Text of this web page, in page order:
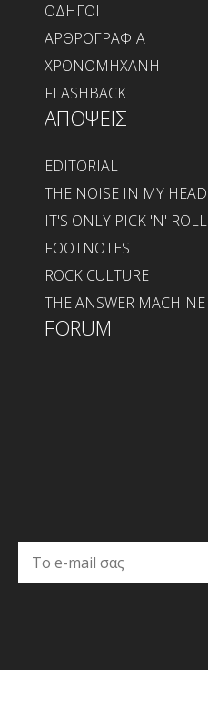
ΟΔΗΓΟΙ
ΑΡΘΡΟΓΡΑΦΙΑ
ΧΡΟΝΟΜΗΧΑΝΗ
FLASHBACK
ΑΠΟΨΕΙΣ
EDITORIAL
THE NOISE IN MY HEAD
IT'S ONLY PICK 'N' ROLL
FOOTNOTES
ROCK CULTURE
THE ANSWER MACHINE
FORUM